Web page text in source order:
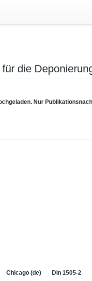
die
Nur
Chicago (de) Din 1505-2